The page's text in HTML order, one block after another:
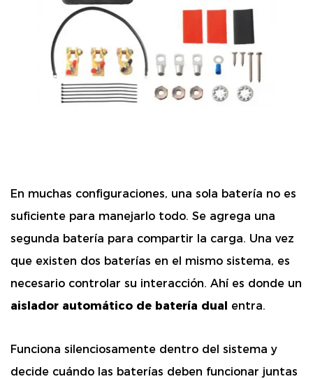
En muchas configuraciones, una sola batería no es
suficiente para manejarlo todo. Se agrega una
segunda batería para compartir la carga. Una vez
que existen dos baterías en el mismo sistema, es
necesario controlar su interacción. Ahí es donde un
aislador automático de batería dual entra.
Funciona silenciosamente dentro del sistema y
decide cuándo las baterías deben funcionar juntas